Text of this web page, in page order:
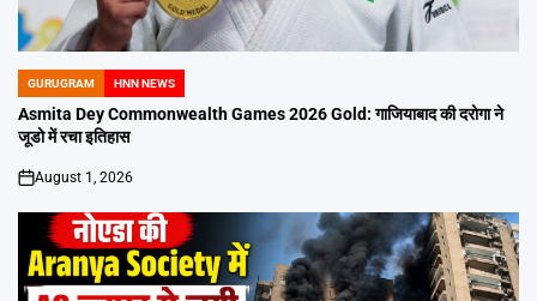
POSTED
IN
GURUGRAM HNN NEWS
Asmita Dey Commonwealth Games 2026 Gold: गाजियाबाद की दरोगा ने
जूडो में रचा इतिहास
on
August 1, 2026